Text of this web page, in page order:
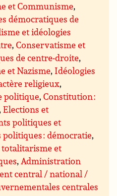
et Communisme,
démocratiques de
et idéologies
,Conservatisme et
de centre-droite,
et Nazisme, Idéologies
religieux,
politique,Constitution :
,Elections et
politiques et
: démocratie,
et
,Administration
central / national /
centrales